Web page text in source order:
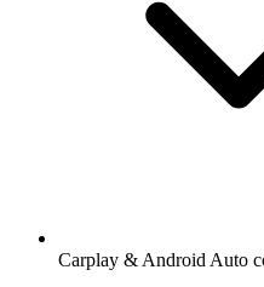
Carplay & Android Auto